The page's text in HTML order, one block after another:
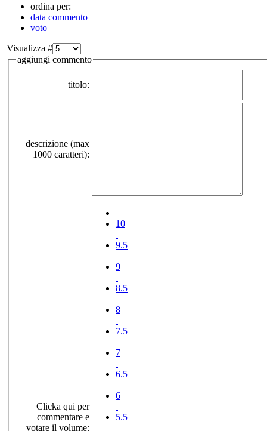
ordina per:
data commento
voto
Visualizza #
aggiungi commento
titolo:
descrizione (max
1000 caratteri):
Clicka qui per
commentare e
votare il volume:
10
9.5
9
8.5
8
7.5
7
6.5
6
5.5